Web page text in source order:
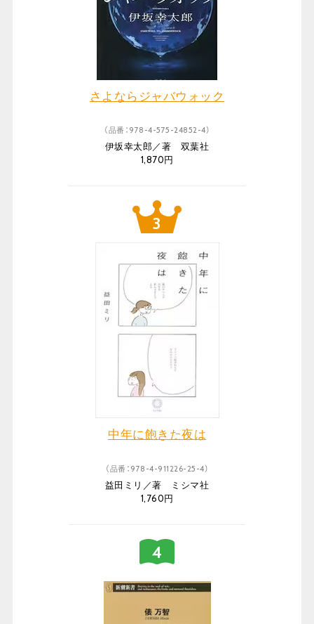
さよならジャバウォック
（品番：978-4-575-24852-4）
伊坂幸太郎／著 双葉社
1,870円
中年に飽きた夜は
（品番：978-4-911226-25-4）
益田ミリ／著 ミシマ社
1,760円